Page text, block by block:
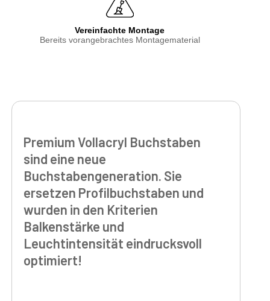
Vereinfachte Montage
Bereits vorangebrachtes Montagematerial
Premium Vollacryl Buchstaben
sind eine neue
Buchstabengeneration. Sie
ersetzen Profilbuchstaben und
wurden in den Kriterien
Balkenstärke und
Leuchtintensität eindrucksvoll
optimiert!